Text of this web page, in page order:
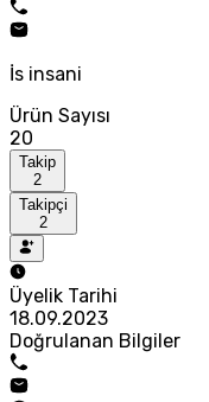
İs insani
Ürün Sayısı
20
Takip
2
Takipçi
2
Üyelik Tarihi
18.09.2023
Doğrulanan Bilgiler